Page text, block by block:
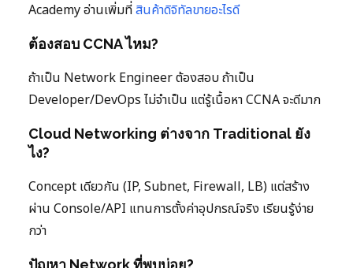
Academy อ่านเพิ่มที่สินค้าดิจิทัลขายอะไรดี
ต้องสอบ CCNA ไหม?
ถ้าเป็น Network Engineer ต้องสอบ ถ้าเป็น
Developer/DevOps ไม่จำเป็น แต่รู้เนื้อหา CCNA จะดีมาก
Cloud Networking ต่างจาก Traditional ยัง
ไง?
Concept เดียวกัน (IP, Subnet, Firewall, LB) แต่สร้าง
ผ่าน Console/API แทนการตั้งค่าอุปกรณ์จริง เรียนรู้ง่าย
กว่า
ปัญหา Network ที่พบบ่อย?